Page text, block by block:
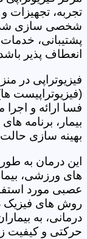
تجربه، تجهیزات
شخصی سازی
پشتیبانی،
انعطاف پذیر
فیزیوتراپی در
(فیزیوتراپیست
فسا ارائه و اجرا
بیمار، برنامه
بهینه سازی
این درمان به
های ورزشی،
عصبی مورد
روش های فیزیک
درمانی، به
حرکتی و کیفیت